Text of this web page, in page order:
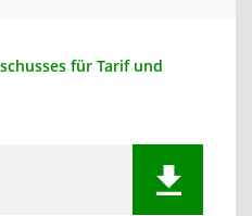
für Tarif und